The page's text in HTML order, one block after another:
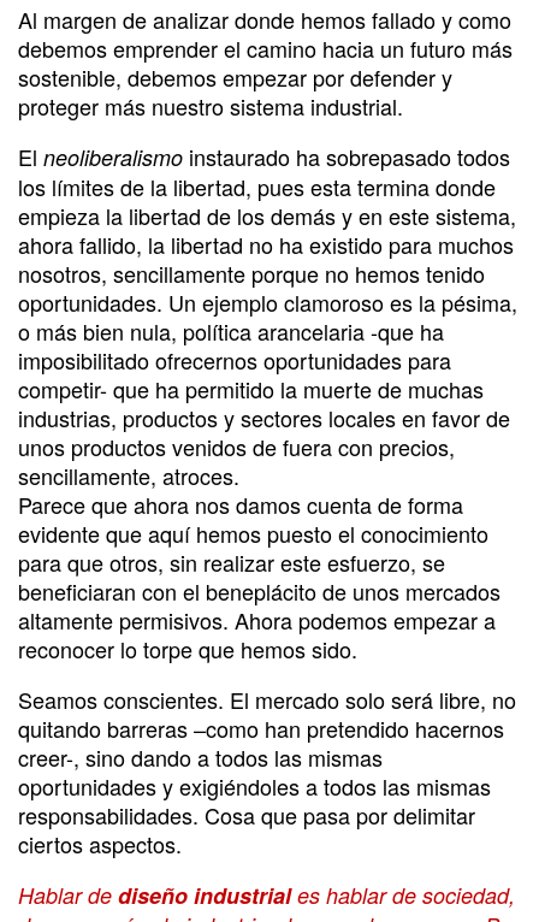
Al margen de analizar donde hemos fallado y como
debemos emprender el camino hacia un futuro más
sostenible, debemos empezar por defender y
proteger más nuestro sistema industrial.
El neoliberalismo instaurado ha sobrepasado todos
los límites de la libertad, pues esta termina donde
empieza la libertad de los demás y en este sistema,
ahora fallido, la libertad no ha existido para muchos
nosotros, sencillamente porque no hemos tenido
oportunidades. Un ejemplo clamoroso es la pésima,
o más bien nula, política arancelaria -que ha
imposibilitado ofrecernos oportunidades para
competir- que ha permitido la muerte de muchas
industrias, productos y sectores locales en favor de
unos productos venidos de fuera con precios,
sencillamente, atroces.
Parece que ahora nos damos cuenta de forma
evidente que aquí hemos puesto el conocimiento
para que otros, sin realizar este esfuerzo, se
beneficiaran con el beneplácito de unos mercados
altamente permisivos. Ahora podemos empezar a
reconocer lo torpe que hemos sido.
Seamos conscientes. El mercado solo será libre, no
quitando barreras –como han pretendido hacernos
creer-, sino dando a todos las mismas
oportunidades y exigiéndoles a todos las mismas
responsabilidades. Cosa que pasa por delimitar
ciertos aspectos.
Hablar de diseño industriales hablar de sociedad,